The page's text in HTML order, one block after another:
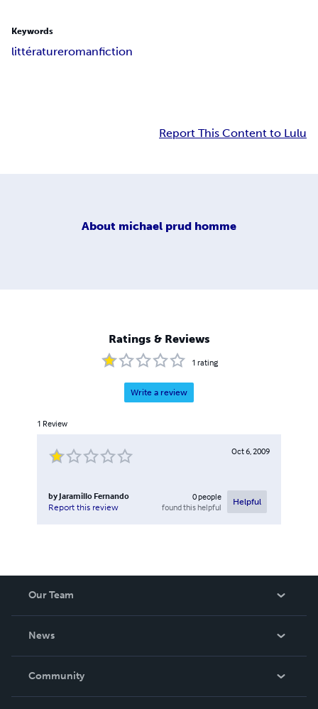
Keywords
littératureromanfiction
Report This Content to Lulu
About michael prud homme
Ratings & Reviews
1 rating
Write a review
1 Review
Oct 6, 2009
by Jaramillo Fernando
Report this review
0people
found this helpful
Helpful
Our Team
News
In The News
Community